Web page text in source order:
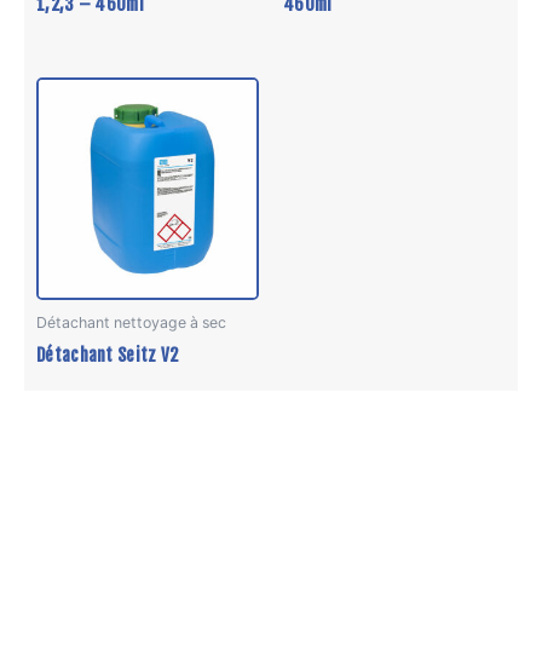
1,2,3 – 460ml
460ml
Détachant nettoyage à sec
Détachant Seitz V2
peuvent